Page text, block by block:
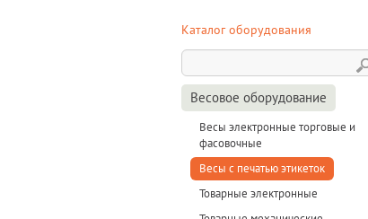
Каталог оборудования
Весовое оборудование
Весы электронные торговые и
фасовочные
Весы с печатью этикеток
Товарные электронные